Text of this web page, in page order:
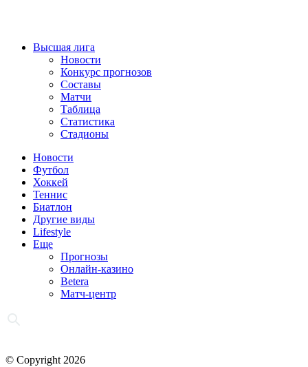
Высшая лига
Новости
Конкурс прогнозов
Составы
Матчи
Таблица
Статистика
Стадионы
Новости
Футбол
Хоккей
Теннис
Биатлон
Другие виды
Lifestyle
Еще
Прогнозы
Онлайн-казино
Betera
Матч-центр
© Copyright 2026